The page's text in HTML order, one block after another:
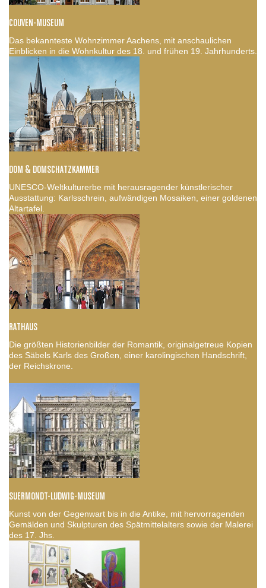
COUVEN-MUSEUM
Das bekannteste Wohnzimmer Aachens, mit anschaulichen
Einblicken in die Wohnkultur des 18. und frühen 19. Jahrhunderts.
DOM & DOMSCHATZKAMMER
UNESCO-Weltkulturerbe mit herausragender künstlerischer
Ausstattung: Karlsschrein, aufwändigen Mosaiken, einer goldenen
Altartafel.
RATHAUS
Die größten Historienbilder der Romantik, originalgetreue Kopien
des Säbels Karls des Großen, einer karolingischen Handschrift,
der Reichskrone.
SUERMONDT-LUDWIG-MUSEUM
Kunst von der Gegenwart bis in die Antike, mit hervorragenden
Gemälden und Skulpturen des Spätmittelalters sowie der Malerei
des 17. Jhs.